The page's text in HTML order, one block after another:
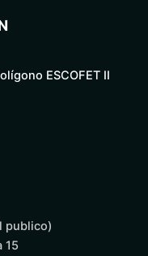
ESCOFET II
publico)
15